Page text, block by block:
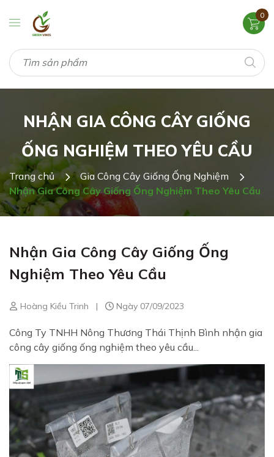
0
NHẬN GIA CÔNG CÂY GIỐNG
ỐNG NGHIỆM THEO YÊU CẦU
Trang chủ
Gia Công Cây Giống Ống Nghiệm
Nhận Gia Công Cây Giống Ống Nghiệm Theo Yêu Cầu
Nhận Gia Công Cây Giống Ống
Nghiệm Theo Yêu Cầu
Hoàng Kiều Trinh | Ngày 07/09/2023
Công Ty TNHH Nông Thương Thái Thịnh Bình nhận gia
công cây giống ống nghiệm theo yêu cầu...